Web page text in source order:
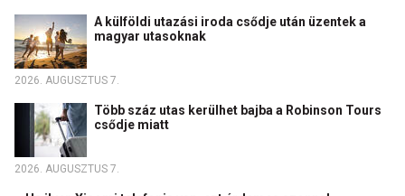
A külföldi utazási iroda csődje után üzentek a
magyar utasoknak
2026. AUGUSZTUS 7.
Több száz utas kerülhet bajba a Robinson Tours
csődje miatt
2026. AUGUSZTUS 7.